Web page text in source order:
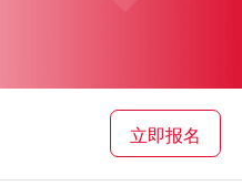
立即报名